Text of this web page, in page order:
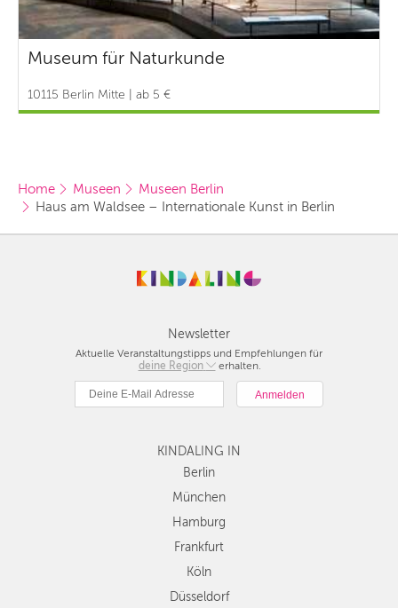
Museum für Naturkunde
10115 Berlin Mitte | ab 5 €
Home Museen
Museen Berlin
Haus am Waldsee – Internationale Kunst in Berlin
Newsletter
Aktuelle Veranstaltungstipps und Empfehlungen für
deine Region
Berlin
München
Hamburg
Köln
Düsseldorf
Stuttgart
Essen
Dresden
Nürnberg
erhalten.
KINDALING IN
Berlin
München
Hamburg
Frankfurt
Köln
Düsseldorf